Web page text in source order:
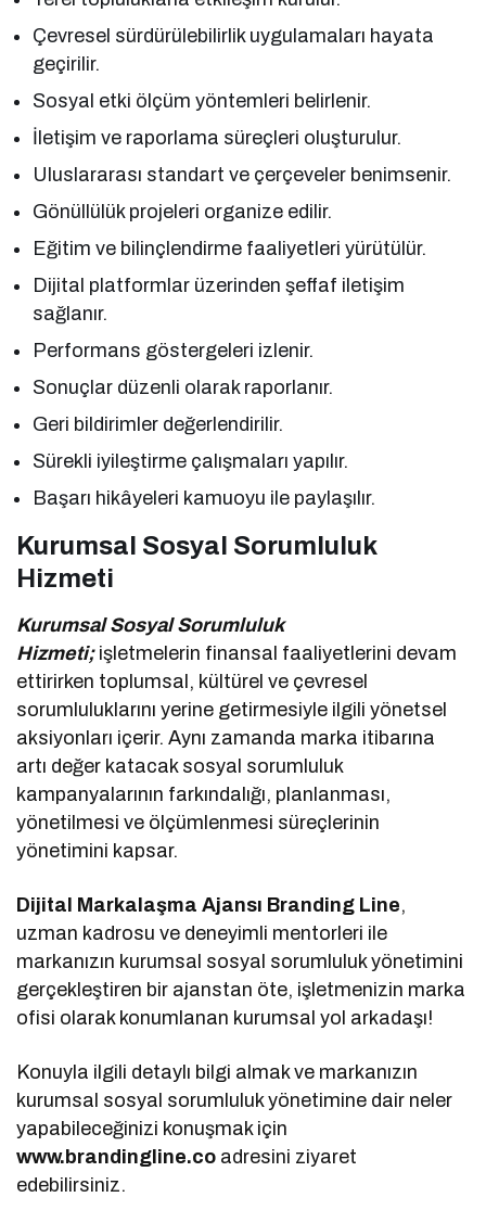
Çevresel sürdürülebilirlik uygulamaları hayata
geçirilir.
Sosyal etki ölçüm yöntemleri belirlenir.
İletişim ve raporlama süreçleri oluşturulur.
Uluslararası standart ve çerçeveler benimsenir.
Gönüllülük projeleri organize edilir.
Eğitim ve bilinçlendirme faaliyetleri yürütülür.
Dijital platformlar üzerinden şeffaf iletişim
sağlanır.
Performans göstergeleri izlenir.
Sonuçlar düzenli olarak raporlanır.
Geri bildirimler değerlendirilir.
Sürekli iyileştirme çalışmaları yapılır.
Başarı hikâyeleri kamuoyu ile paylaşılır.
Kurumsal Sosyal Sorumluluk
Hizmeti
Kurumsal Sosyal Sorumluluk
Hizmeti;işletmelerin finansal faaliyetlerini devam
ettirirken toplumsal, kültürel ve çevresel
sorumluluklarını yerine getirmesiyle ilgili yönetsel
aksiyonları içerir. Aynı zamanda marka itibarına
artı değer katacak sosyal sorumluluk
kampanyalarının farkındalığı, planlanması,
yönetilmesi ve ölçümlenmesi süreçlerinin
yönetimini kapsar.
Dijital Markalaşma Ajansı Branding Line,
uzman kadrosu ve deneyimli mentorleri ile
markanızın kurumsal sosyal sorumluluk yönetimini
gerçekleştiren bir ajanstan öte, işletmenizin marka
ofisi olarak konumlanan kurumsal yol arkadaşı!
Konuyla ilgili detaylı bilgi almak ve markanızın
kurumsal sosyal sorumluluk yönetimine dair neler
yapabileceğinizi konuşmak için
www.brandingline.co adresini ziyaret
edebilirsiniz.